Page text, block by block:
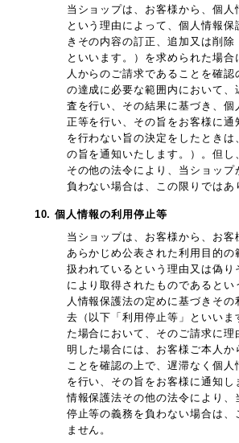
当ショップは、お客様から、個人
という理由によって、個人情報
きその内容の訂正、追加又は削除
といいます。）を求められた場
人からのご請求であることを確認
の達成に必要な範囲内において、
査を行い、その結果に基づき、個
正等を行い、その旨をお客様に通
を行わない旨の決定をしたときは
の旨を通知いたします。）。但し
その他の法令により、当ショップ
負わない場合は、この限りではあ
10. 個人情報の利用停止等
当ショップは、お客様から、お客
あらかじめ公表された利用目的の
扱われているという理由又は偽り
により取得されたものであるとい
人情報保護法の定めに基づきその
去（以下「利用停止等」といいま
た場合において、そのご請求に理
明した場合には、お客様ご本人か
ことを確認の上で、遅滞なく個
を行い、その旨をお客様に通知し
情報保護法その他の法令により、
停止等の義務を負わない場合は、
ません。